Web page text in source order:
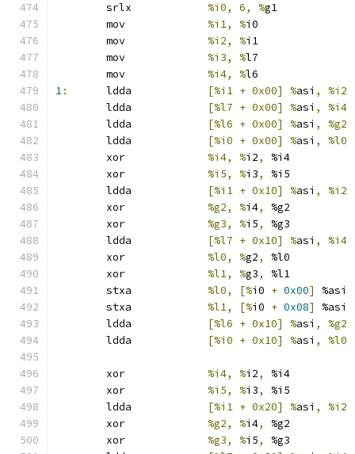
%i0, 6, %g1
%i1, %i0
%i2, %i1
%i3, %l7
%i4, %l6
1: [%i1 + 0x00] %asi ,
[%l7 + 0x00] %asi ,
[%l6 + 0x00] %asi ,
[%i0 + 0x00] %asi ,
%i4, %i2,
%i4
%i5, %i3,
%i5
[%i1 + 0x10] %asi ,
%g2, %i4,
%g2
%g3, %i5,
%g3
[%l7 + 0x10] %asi ,
%l0, %g2,
%l0
%l1, %g3,
%l1
%l0, [%i0 + 0x00]
%asi
%l1, [%i0 + 0x08]
%asi
[%l6 + 0x10] %asi ,
[%i0 + 0x10] %asi ,
%i4, %i2,
%i4
%i5, %i3,
%i5
[%i1 + 0x20] %asi ,
%g2, %i4,
%g2
%g3, %i5,
%g3